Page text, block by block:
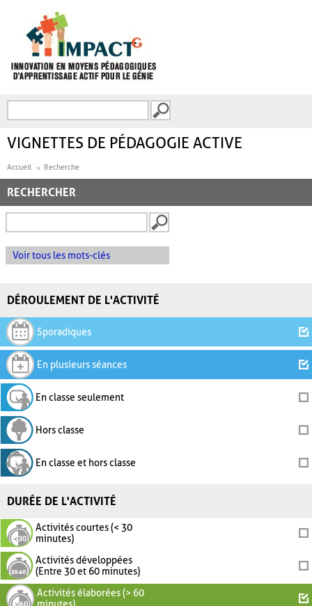
FORMULAIRE DE
VIGNETTES DE PÉDAGOGIE ACTIVE
Accueil Recherche
RECHERCHER
Voir tous les mots-clés
DÉROULEMENT DE L'ACTIVITÉ
Sporadiques
En plusieurs séances
En classe seulement
Hors classe
En classe et hors classe
DURÉE DE L'ACTIVITÉ
Activités courtes (< 30
minutes)
Activités développées
(Entre 30 et 60 minutes)
Activités élaborées (> 60